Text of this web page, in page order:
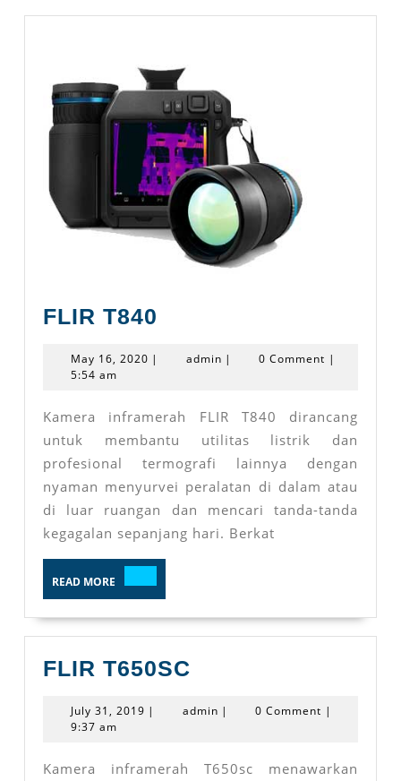
FLIR T840
May 16, 2020 May
| adminadmin
| 0 Comment |
5:54 am
Kamera inframerah FLIR T840 dirancang
untuk membantu utilitas listrik dan
profesional termografi lainnya dengan
nyaman menyurvei peralatan di dalam atau
di luar ruangan dan mencari tanda-tanda
kegagalan sepanjang hari. Berkat
READ MORE MORE
FLIR T650SC
July 31, 2019 July
| adminadmin
| 0 Comment |
9:37 am
Kamera inframerah T650sc menawarkan